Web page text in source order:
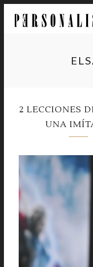
2 LECCIONES
UNA